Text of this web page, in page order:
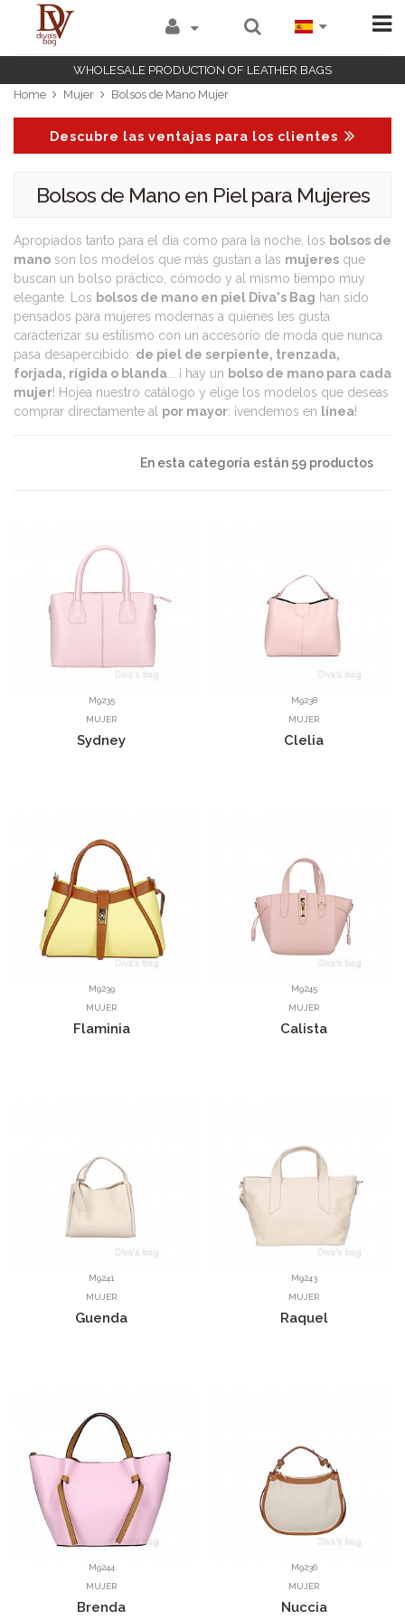
WHOLESALE PRODUCTION OF LEATHER BAGS
Home
Mujer Bolsos de Mano Mujer
Descubre las ventajas para los clientes
Bolsos de Mano en Piel para Mujeres
Apropiados tanto para el día como para la noche, los bolsos de
mano son los modelos que más gustan a las mujeres que
buscan un bolso práctico, cómodo y al mismo tiempo muy
elegante. Los bolsos de mano en piel Diva's Bag han sido
pensados para mujeres modernas a quienes les gusta
caracterizar su estilismo con un accesorio de moda que nunca
pasa desapercibido: de piel de serpiente, trenzada,
forjada, rígida o blanda ... ¡ hay un bolso de mano para cada
mujer! Hojea nuestro catálogo y elige los modelos que deseas
comprar directamente al por mayor: ¡vendemos en línea!
En esta categoría están 59 productos
M9235
MUJER
Sydney
M9238
MUJER
Clelia
M9239
MUJER
Flaminia
M9245
MUJER
Calista
M9241
MUJER
Guenda
M9243
MUJER
Raquel
M9244
MUJER
Brenda
M9236
MUJER
Nuccia